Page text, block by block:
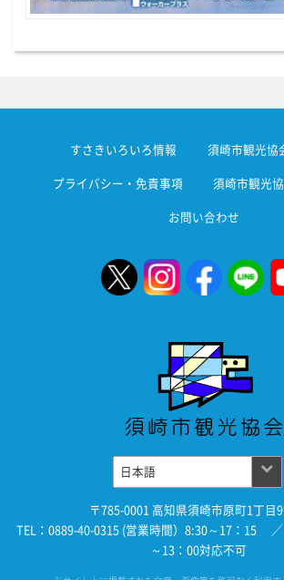
すさきいろいろ情報 須崎市観光協
プライバシー・免責事項 須崎市観光
お問い合わせ
〒785-0001 高知県須崎市原町1丁目
TEL：0889-40-0315 (営業時間）8:30～17：15
～13：00対応不可